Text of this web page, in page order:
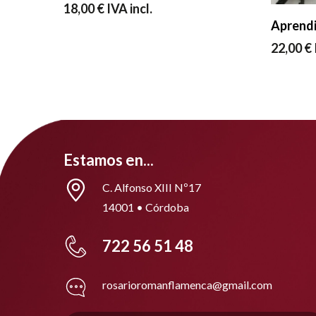
18,00€ IVA incl.
22,00€
Estamos en...
C. Alfonso XIII Nº17
14001 • Córdoba
722 56 51 48
rosarioromanflamenca@gmail.com